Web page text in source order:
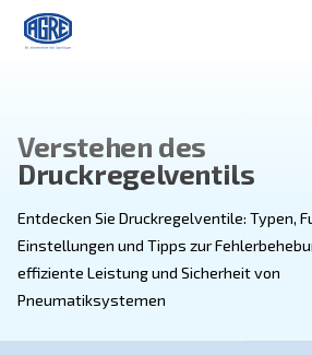
Verstehen des
Entdecken Sie Druckregelventile:
Einstellungen und Tipps zur
effiziente Leistung und